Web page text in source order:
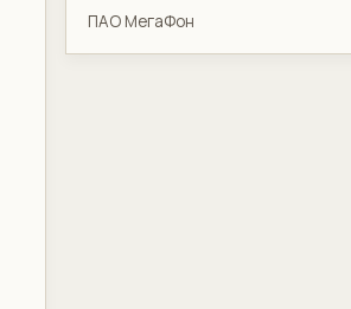
ПАО МегаФон